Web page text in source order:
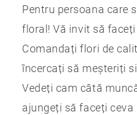
Pentru persoana care
floral! Vă invit să
Comandați flori de
încercați să meșteriți
Vedeți cam câtă
ajungeți să faceți